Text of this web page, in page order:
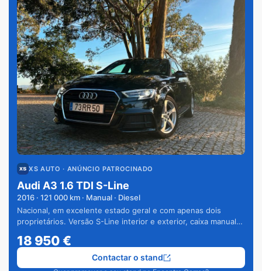
XS AUTO · ANÚNCIO PATROCINADO
Audi A3 1.6 TDI S-Line
2016 · 121 000 km · Manual · Diesel
Nacional, em excelente estado geral e com apenas dois
proprietários. Versão S-Line interior e exterior, caixa manual
18 950€
Contactar o stand